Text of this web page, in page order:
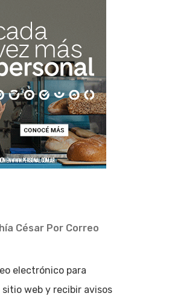
César Por Correo
electrónico para
web y recibir avisos